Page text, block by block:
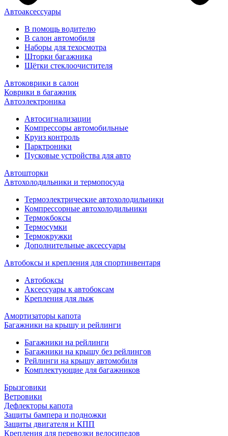
Автоаксессуары
В помощь водителю
В салон автомобиля
Наборы для техосмотра
Шторки багажника
Щётки стеклоочистителя
Автоковрики в салон
Коврики в багажник
Автоэлектроника
Автосигнализации
Компрессоры автомобильные
Круиз контроль
Парктроники
Пусковые устройства для авто
Автошторки
Автохолодильники и термопосуда
Термоэлектрические автохолодильники
Компрессорные автохолодильники
Термокбоксы
Термосумки
Термокружки
Дополнительные аксессуары
Автобоксы и крепления для спортинвентаря
Автобоксы
Аксессуары к автобоксам
Крепления для лыж
Амортизаторы капота
Багажники на крышу и рейлинги
Багажники на рейлинги
Багажники на крышу без рейлингов
Рейлинги на крышу автомобиля
Комплектующие для багажников
Брызговики
Ветровики
Дефлекторы капота
Защиты бампера и подножки
Защиты двигателя и КПП
Крепления для перевозки велосипедов